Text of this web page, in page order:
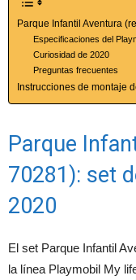
Parque Infantil Aventura
Especificaciones del
Curiosidad de 2020
Preguntas frecuentes
Instrucciones de montaje
Parque
70281): set
2020
El set Parque Infantil
la línea Playmobil My